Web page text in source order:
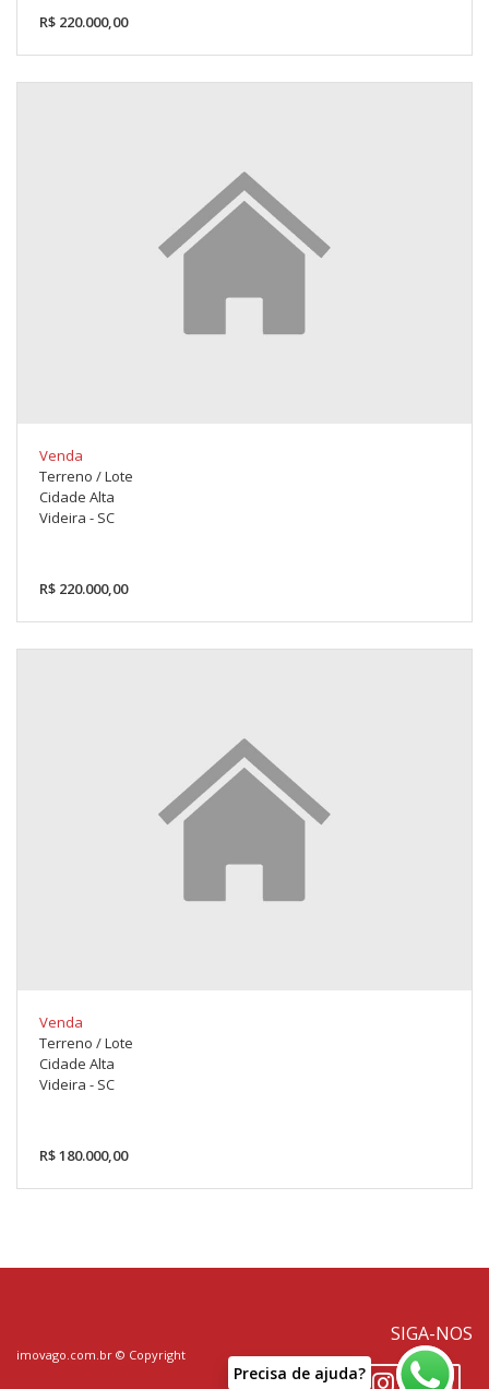
R$ 220.000,00
Venda
Terreno / Lote
Cidade Alta
Videira - SC
R$ 220.000,00
Venda
Terreno / Lote
Cidade Alta
Videira - SC
R$ 180.000,00
imovago.com.br © Copyright
SIGA-NOS
Precisa de ajuda?